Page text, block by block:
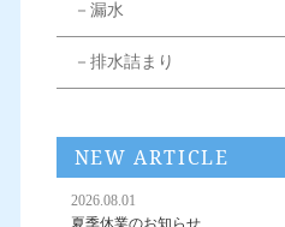
－漏水
－排水詰まり
NEW ARTICLE
2026.08.01
夏季休業のお知らせ